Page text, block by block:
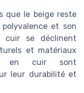
que le beige reste
et son
cuir se déclinent
et matériaux
en cuir sont
leur durabilité et